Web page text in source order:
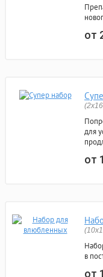
от
для
от
в
от